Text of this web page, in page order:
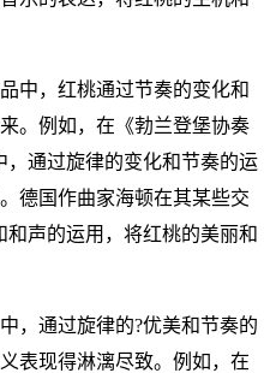
中，红桃通过节奏的变化和
。例如，在《勃兰登堡协奏
通过旋律的变化和节奏的运
德国作曲家海顿在其某些交
和声的运用，将红桃的美丽和
，通过旋律的?优美和节奏的
表现得淋漓尽致。例如，在